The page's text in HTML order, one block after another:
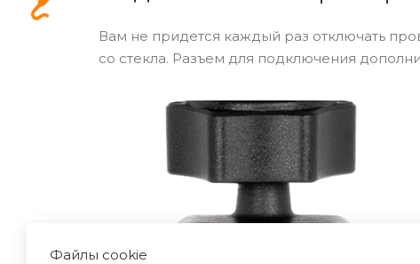
Вам не придется каждый раз отключать
со стекла. Разъем для подключения
Файлы cookie